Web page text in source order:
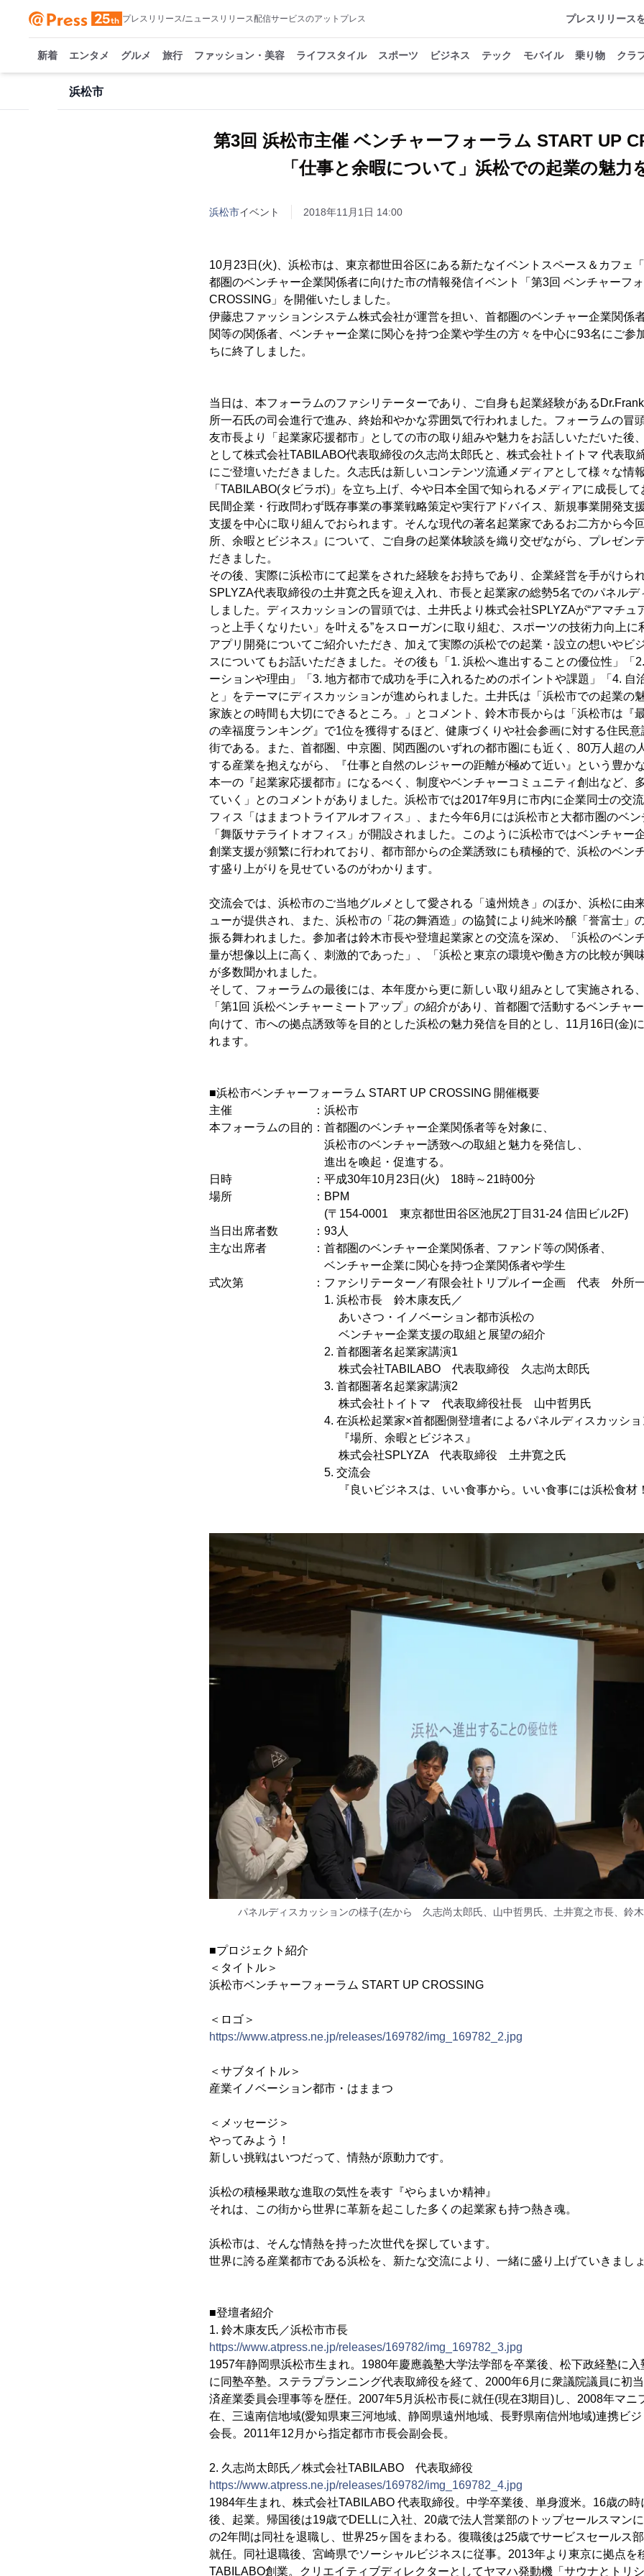
プレスリリース/ニュースリリース配信サービスのアットプレス プレスリリース
新着 エンタメ グルメ 旅行 ファッション・美容 ライフスタイル スポーツ ビジネス テック モバイル 乗り物 クラ
浜松市
第3回 浜松市主催 ベンチャーフォーラム START UP
「仕事と余暇について」浜松での起業の魅力
浜松市イベント 2018年11月1日 14:00
10月23日(火)、浜松市は、東京都世田谷区にある新たなイベントスペース＆カフェ
都圏のベンチャー企業関係者に向けた市の情報発信イベント「第3回 ベンチャー
CROSSING」を開催いたしました。
伊藤忠ファッションシステム株式会社が運営を担い、首都圏のベンチャー企業関係
関等の関係者、ベンチャー企業に関心を持つ企業や学生の方々を中心に93名にご参
ちに終了しました。
当日は、本フォーラムのファシリテーターであり、ご自身も起業経験がある
所一石氏の司会進行で進み、終始和やかな雰囲気で行われました。フォーラムの冒
友市長より「起業家応援都市」としての市の取り組みや魅力をお話しいただいた後
として株式会社TABILABO代表取締役の久志尚太郎氏と、株式会社トイトマ 代表取
にご登壇いただきました。久志氏は新しいコンテンツ流通メディアとして様々な情
「TABILABO(タビラボ)」を立ち上げ、今や日本全国で知られるメディアに成長し
民間企業・行政問わず既存事業の事業戦略策定や実行アドバイス、新規事業開発支
支援を中心に取り組んでおられます。そんな現代の著名起業家であるお二方から今
所、余暇とビジネス』について、ご自身の起業体験談を織り交ぜながら、プレゼン
だきました。
その後、実際に浜松市にて起業をされた経験をお持ちであり、企業経営を手がけら
SPLYZA代表取締役の土井寛之氏を迎え入れ、市長と起業家の総勢5名でのパネル
しました。ディスカッションの冒頭では、土井氏より株式会社SPLYZAが“アマチュ
っと上手くなりたい」を叶える”をスローガンに取り組む、スポーツの技術力向上に
アプリ開発についてご紹介いただき、加えて実際の浜松での起業・設立の想いやビ
スについてもお話いただきました。その後も「1. 浜松へ進出することの優位性」「
ーションや理由」「3. 地方都市で成功を手に入れるためのポイントや課題」「4. 自
と」をテーマにディスカッションが進められました。土井氏は「浜松市での起業の
家族との時間も大切にできるところ。」とコメント、鈴木市長からは「浜松市は『
の幸福度ランキング』で1位を獲得するほど、健康づくりや社会参画に対する住民
街である。また、首都圏、中京圏、関西圏のいずれの都市圏にも近く、80万人超の
する産業を抱えながら、『仕事と自然のレジャーの距離が極めて近い』という豊か
本一の『起業家応援都市』になるべく、制度やベンチャーコミュニティ創出など、
ていく」とのコメントがありました。浜松市では2017年9月に市内に企業同士の交
フィス「はままつトライアルオフィス」、また今年6月には浜松市と大都市圏のベ
「舞阪サテライトオフィス」が開設されました。このように浜松市ではベンチャー
創業支援が頻繁に行われており、都市部からの企業誘致にも積極的で、浜松のベン
す盛り上がりを見せているのがわかります。
交流会では、浜松市のご当地グルメとして愛される「遠州焼き」のほか、浜松に由
ューが提供され、また、浜松市の「花の舞酒造」の協賛により純米吟醸「誉富士」
振る舞われました。参加者は鈴木市長や登壇起業家との交流を深め、「浜松のベン
量が想像以上に高く、刺激的であった」、「浜松と東京の環境や働き方の比較が興
が多数聞かれました。
そして、フォーラムの最後には、本年度から更に新しい取り組みとして実施される
「第1回 浜松ベンチャーミートアップ」の紹介があり、首都圏で活動するベンチャ
向けて、市への拠点誘致等を目的とした浜松の魅力発信を目的とし、11月16日(金)
れます。
■浜松市ベンチャーフォーラム START UP CROSSING 開催概要
主催 ：浜松市
本フォーラムの目的：首都圏のベンチャー企業関係者等を対象に、
浜松市のベンチャー誘致への取組と魅力を発信し、
進出を喚起・促進する。
日時 ：平成30年10月23日(火) 18時～21時00分
場所 ：BPM
(〒154-0001 東京都世田谷区池尻2丁目31-24 信田ビル2F)
当日出席者数 ：93人
主な出席者 ：首都圏のベンチャー企業関係者、ファンド等の関係者、
ベンチャー企業に関心を持つ企業関係者や学生
式次第 ：ファシリテーター／有限会社トリプルイー企画 代表 外所一
1. 浜松市長 鈴木康友氏／
あいさつ・イノベーション都市浜松の
ベンチャー企業支援の取組と展望の紹介
2. 首都圏著名起業家講演1
株式会社TABILABO 代表取締役 久志尚太郎氏
3. 首都圏著名起業家講演2
株式会社トイトマ 代表取締役社長 山中哲男氏
4. 在浜松起業家×首都圏側登壇者によるパネルディスカッショ
『場所、余暇とビジネス』
株式会社SPLYZA 代表取締役 土井寛之氏
5. 交流会
『良いビジネスは、いい食事から。いい食事には浜松食材
パネルディスカッションの様子(左から 久志尚太郎氏、山中哲男氏、土井寛之市長、鈴
■プロジェクト紹介
＜タイトル＞
浜松市ベンチャーフォーラム START UP CROSSING
＜ロゴ＞
https://www.atpress.ne.jp/releases/169782/img_169782_2.jpg
＜サブタイトル＞
産業イノベーション都市・はままつ
＜メッセージ＞
やってみよう！
新しい挑戦はいつだって、情熱が原動力です。
浜松の積極果敢な進取の気性を表す『やらまいか精神』
それは、この街から世界に革新を起こした多くの起業家も持つ熱き魂。
浜松市は、そんな情熱を持った次世代を探しています。
世界に誇る産業都市である浜松を、新たな交流により、一緒に盛り上げていきまし
■登壇者紹介
1. 鈴木康友氏／浜松市市長
https://www.atpress.ne.jp/releases/169782/img_169782_3.jpg
1957年静岡県浜松市生まれ。1980年慶應義塾大学法学部を卒業後、松下政経塾に
に同塾卒塾。ステラプランニング代表取締役を経て、2000年6月に衆議院議員に初
済産業委員会理事等を歴任。2007年5月浜松市長に就任(現在3期目)し、2008年マニ
在、三遠南信地域(愛知県東三河地域、静岡県遠州地域、長野県南信州地域)連携ビ
会長。2011年12月から指定都市市長会副会長。
2. 久志尚太郎氏／株式会社TABILABO 代表取締役
https://www.atpress.ne.jp/releases/169782/img_169782_4.jpg
1984年生まれ、株式会社TABILABO 代表取締役。中学卒業後、単身渡米。16歳の
後、起業。帰国後は19歳でDELLに入社、20歳で法人営業部のトップセールスマン
の2年間は同社を退職し、世界25ヶ国をまわる。復職後は25歳でサービスセールス
就任。同社退職後、宮崎県でソーシャルビジネスに従事。2013年より東京に拠点を
TABILABO創業。クリエイティブディレクターとしてヤマハ発動機「サウナとトリ